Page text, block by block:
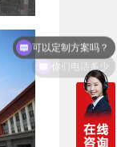
你们电话多少